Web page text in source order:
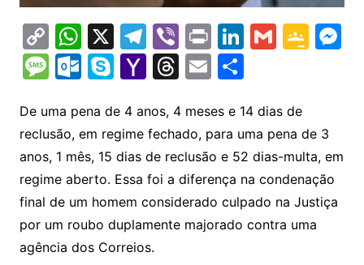
C
o
p
y
Li
n
k
W
h
at
s
A
p
p
X T
el
e
gr
a
m
Vi
b
er
Pr
in
t
Li
n
k
e
dI
n
G
l
G
e
Cl
a
s
M
n
M
s
s
a
g
e
O
lo
o
k.
c
o
m
S
y
p
e
Y
h
o
o
M
ai
l
T
e
a
d
s
E
ai
l
S
ar
e
De uma pena de 4 anos, 4 meses e 14 dias de
reclusão, em regime fechado, para uma pena de 3
anos, 1 mês, 15 dias de reclusão e 52 dias-multa, em
regime aberto. Essa foi a diferença na condenação
final de um homem considerado culpado na Justiça
por um roubo duplamente majorado contra uma
agência dos Correios.